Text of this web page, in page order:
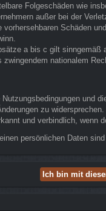
Folgeschäden wie
außer bei der
Schäden
a bis c gilt
nationalem
und
zu
und verbindlich, wenn
persönlichen Daten